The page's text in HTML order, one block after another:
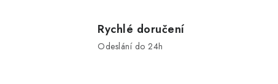
Rychlé doručení
Odeslání do 24h